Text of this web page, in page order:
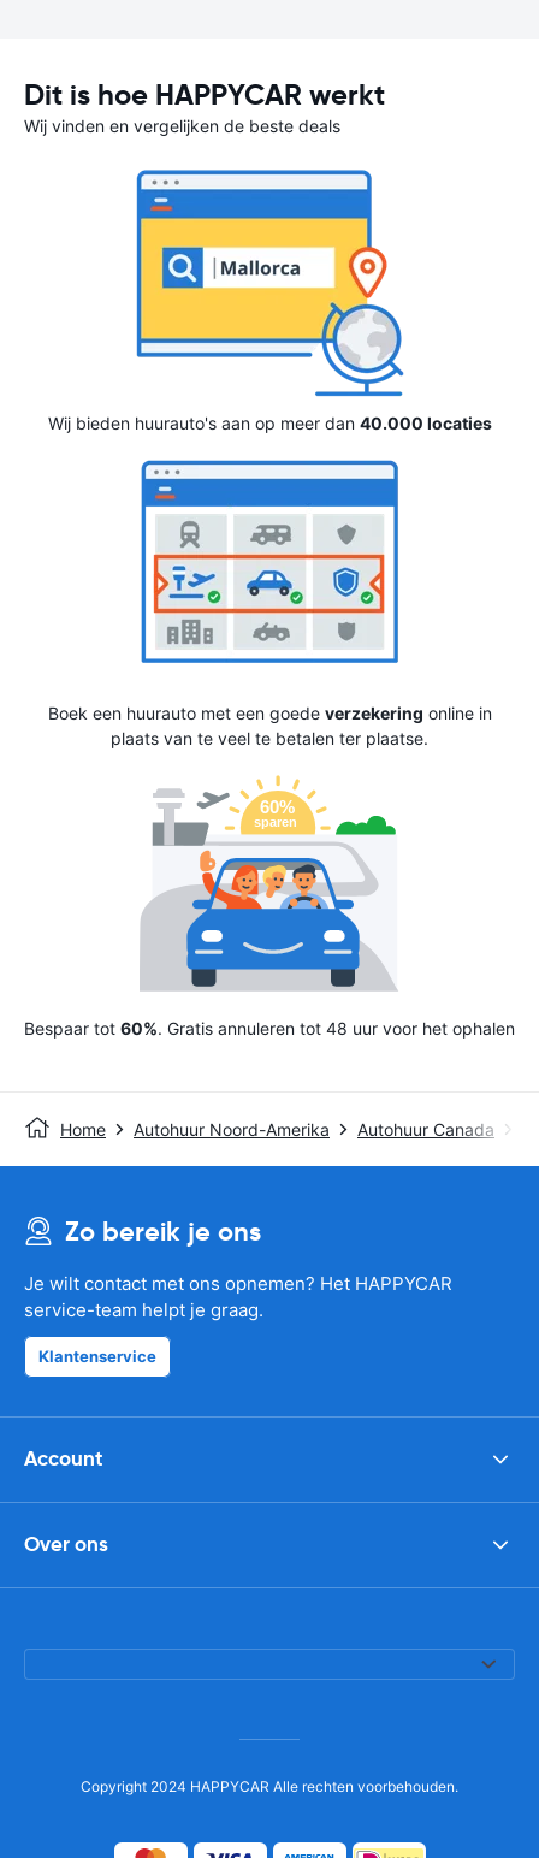
Dit is hoe HAPPYCAR werkt
Wij vinden en vergelijken de beste deals
Wij bieden huurauto's aan op meer dan 40.000 locaties
Boek een huurauto met een goede verzekering online in
plaats van te veel te betalen ter plaatse.
Bespaar tot 60%. Gratis annuleren tot 48 uur voor het ophalen
Home Autohuur Noord-Amerika Autohuur Canada
Zo bereik je ons
Je wilt contact met ons opnemen? Het HAPPYCAR
service-team helpt je graag.
Klantenservice
Account
Over ons
Copyright 2024 HAPPYCAR Alle rechten voorbehouden.